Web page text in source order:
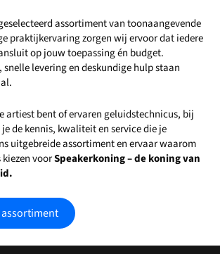
assortiment van toonaangevende
praktijkervaring zorgen wij ervoor dat iedere
op jouw toepassing én budget.
snelle levering en deskundige hulp staan
artiest bent of ervaren geluidstechnicus, bij
de kennis, kwaliteit en service die je
uitgebreide assortiment en ervaar waarom
voorSpeakerkoning – de koning van